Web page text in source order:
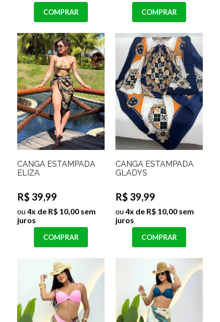
COMPRAR COMPRAR
CANGA ESTAMPADA
ELIZA
R$ 39,99
ou4x de R$ 10,00 sem
juros
COMPRAR
CANGA ESTAMPADA
GLADYS
R$ 39,99
ou4x de R$ 10,00 sem
juros
COMPRAR